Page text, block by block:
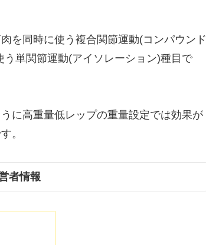
を同時に使う複合関節運動(コンパウンド
単関節運動(アイソレーション)種目で
に高重量低レップの重量設定では効果が
。
者情報